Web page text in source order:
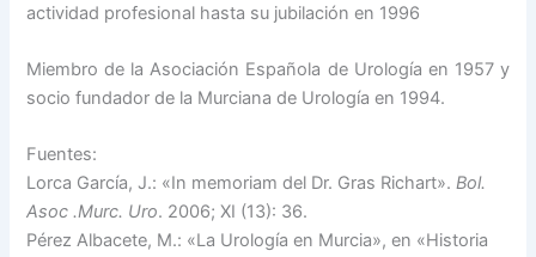
actividad profesional hasta su jubilación en 1996
Miembro de la Asociación Española de Urología en 1957 y
socio fundador de la Murciana de Urología en 1994.
Fuentes:
Lorca García, J.: «In memoriam del Dr. Gras Richart».Bol.
Asoc .Murc. Uro. 2006; XI (13): 36.
Pérez Albacete, M.: «La Urología en Murcia», en «Historia